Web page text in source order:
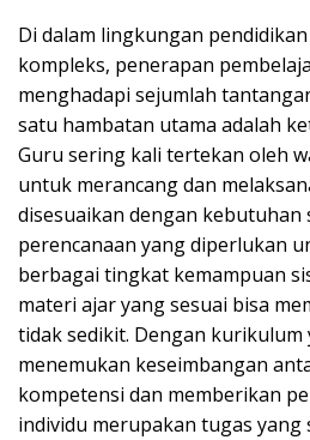
Di dalam lingkungan
kompleks, penerapan
menghadapi sejumlah
satu hambatan utama adalah
Guru sering kali tertekan oleh
untuk merancang dan
disesuaikan dengan kebutuhan
perencanaan yang diperlukan
berbagai tingkat kemampuan
materi ajar yang sesuai bisa
tidak sedikit. Dengan kurikulum
menemukan keseimbangan
kompetensi dan memberikan
individu merupakan tugas yang